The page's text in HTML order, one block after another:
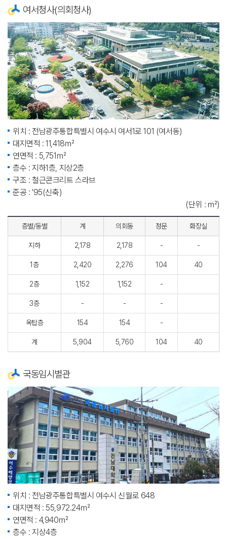
여서청사(의회청사)
위치 : 전남광주통합특별시 여수시 여서1로 101 (여서동)
대지면적 : 11,418㎡
연면적 : 5,751㎡
층수 : 지하1층, 지상2층
구조 : 철근콘크리트 스라브
준공 : '95(신축)
(단위 : ㎡)
층별/동별 계 의회동 정문 화장실
지하 2,178 2,178 - -
1층 2,420 2,276 104 40
2층 1,152 1,152 -
3층 - - -
옥탑층 154 154 -
계 5,904 5,760 104 40
국동임시별관
위치 : 전남광주통합특별시 여수시 신월로 648
대지면적 : 55,972.24㎡
연면적 : 4,940㎡
층수 : 지상4층